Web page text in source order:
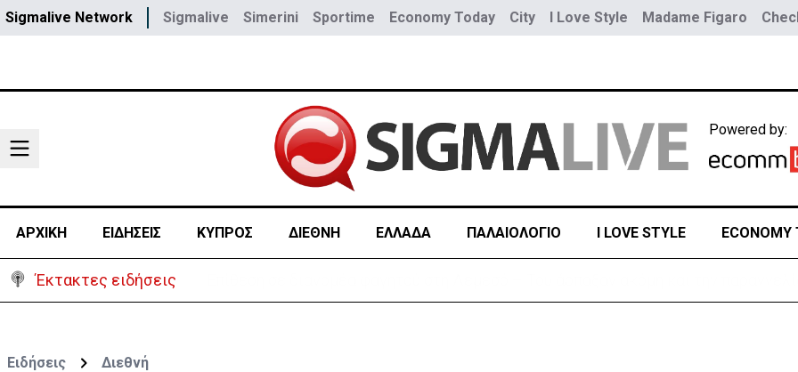
Sigmalive Network Sigmalive Simerini Sportime Economy Today City I Love Style Madame Figaro
Powered by:
ΑΡΧΙΚΗ ΕΙΔΗΣΕΙΣ ΚΥΠΡΟΣ ΔΙΕΘΝΗ ΕΛΛΑΔΑ ΠΑΛΑΙΟΛΟΓΙΟ I LOVE STYLE ECONOMY
Έκτακτες ειδήσεις
Ειδήσεις Διεθνή